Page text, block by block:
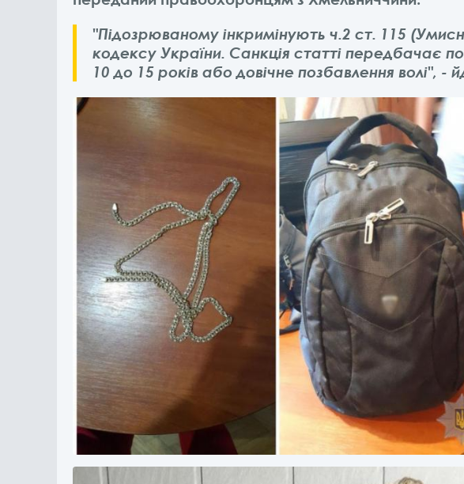
"Підозрюваному інкримінують ч.2 ст. 115
кодексу України. Санкція статті передбачає
10 до 15 років або довічне позбавлення волі", -